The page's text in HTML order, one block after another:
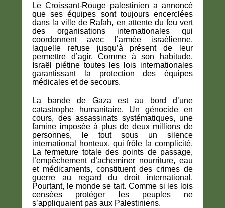
Le Croissant-Rouge palestinien a annoncé
que ses équipes sont toujours encerclées
dans la ville de Rafah, en attente du feu vert
des organisations internationales qui
coordonnent avec l’armée israélienne,
laquelle refuse jusqu’à présent de leur
permettre d’agir. Comme à son habitude,
Israël piétine toutes les lois internationales
garantissant la protection des équipes
médicales et de secours.
La bande de Gaza est au bord d’une
catastrophe humanitaire. Un génocide en
cours, des assassinats systématiques, une
famine imposée à plus de deux millions de
personnes, le tout sous un silence
international honteux, qui frôle la complicité.
La fermeture totale des points de passage,
l’empêchement d’acheminer nourriture, eau
et médicaments, constituent des crimes de
guerre au regard du droit international.
Pourtant, le monde se tait. Comme si les lois
censées protéger les peuples ne
s’appliquaient pas aux Palestiniens.